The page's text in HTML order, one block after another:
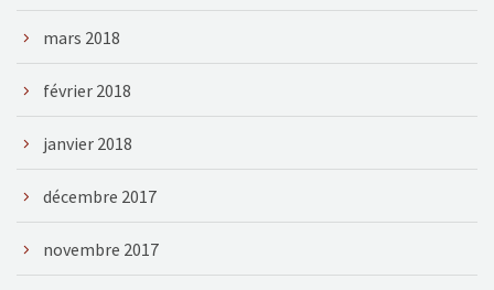
mars 2018
février 2018
janvier 2018
décembre 2017
novembre 2017